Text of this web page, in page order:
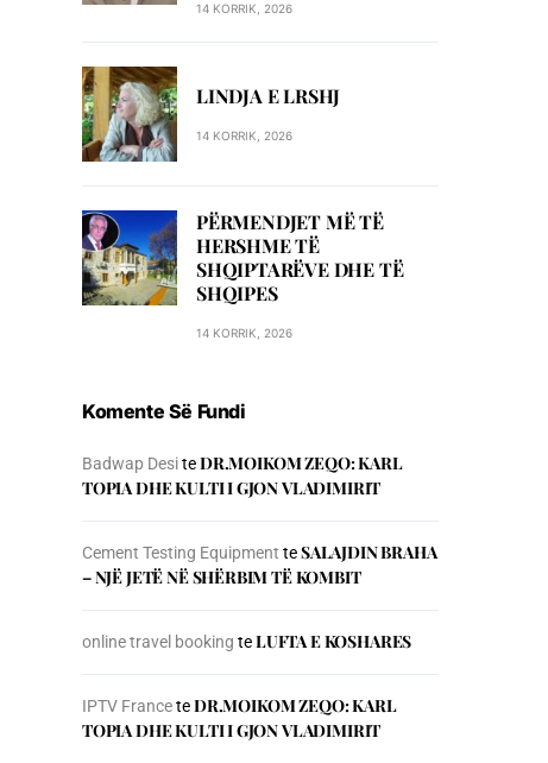
14 KORRIK, 2026
LINDJA E LRSHJ
14 KORRIK, 2026
PËRMENDJET MË TË
HERSHME TË
SHQIPTARËVE DHE TË
SHQIPES
14 KORRIK, 2026
Komente Së Fundi
Badwap DesiteDR.MOIKOM ZEQO: KARL
TOPIA DHE KULTI I GJON VLADIMIRIT
Cement Testing Equipment teSALAJDIN BRAHA
– NJЁ JETЁ NЁ SHЁRBIM TЁ KOMBIT
online travel booking teLUFTA E KOSHARES
IPTV FranceteDR.MOIKOM ZEQO: KARL
TOPIA DHE KULTI I GJON VLADIMIRIT